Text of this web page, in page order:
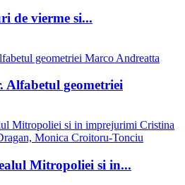
de vierme si...
Marco Andreatta
geometriei
Cristina
Monica Croitoru-Tonciu
Mitropoliei si in...